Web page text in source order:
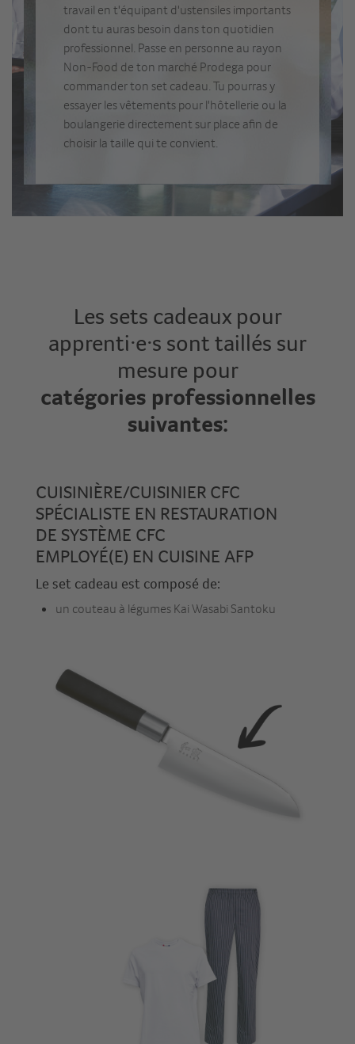
travail en t'équipant d'ustensiles importants
dont tu auras besoin dans ton quotidien
professionnel. Passe en personne au rayon
Non-Food de ton marché Prodega pour
commander ton set cadeau. Tu pourras y
essayer les vêtements pour l'hôtellerie ou la
boulangerie directement sur place afin de
choisir la taille qui te convient.
Les sets cadeaux pour
apprenti·e·s sont taillés sur
mesure pour
catégories professionnelles
suivantes:
CUISINIÈRE/CUISINIER CFC
SPÉCIALISTE EN RESTAURATION
DE SYSTÈME CFC
EMPLOYÉ(E) EN CUISINE AFP
Le set cadeau est composé de:
un couteau à légumes Kai Wasabi Santoku